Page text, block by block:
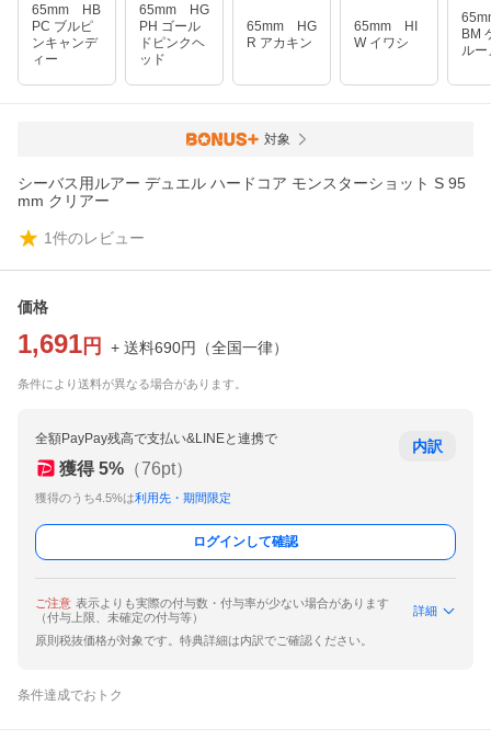
65mm HB
PC ブルピ
ンキャンデ
ィー
65mm HG
PH ゴール
ドピンクヘ
ッド
65mm HG
R アカキン
65mm HI
W イワシ
BM
ルー
対象
シーバス用ルアー デュエル ハードコア モンスターショット S 95
mm クリアー
1件のレビュー
価格
1,691 円 + 送料690円 （全国一律）
条件により送料が異なる場合があります。
全額PayPay残高で支払い&LINEと連携で
獲得 5% （76pt）
獲得のうち4.5%は利用先・期間限定
内訳
ログインして確認
ご注意 表示よりも実際の付与数・付与率が少ない場合があります
（付与上限、未確定の付与等）
詳細
原則税抜価格が対象です。特典詳細は内訳でご確認ください。
条件達成でおトク